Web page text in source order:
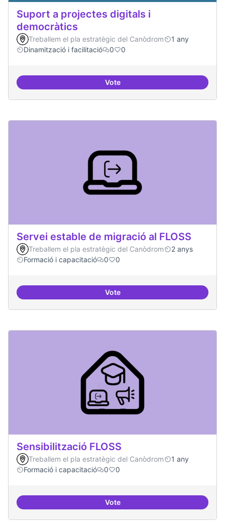
Suport a projectes digitals i
democràtics
Treballem el pla estratègic del Canòdrom
1 any
Dinamització i facilitació
0 0
VoteSuport a projectes digitals i
Servei estable de migració al FLOSS
Treballem el pla estratègic del Canòdrom
2 anys
Formació i capacitació
0 0
VoteServei estable de migració al
Sensibilització FLOSS
Treballem el pla estratègic del Canòdrom
1 any
Formació i capacitació
0 0
VoteSensibilització FLOSS